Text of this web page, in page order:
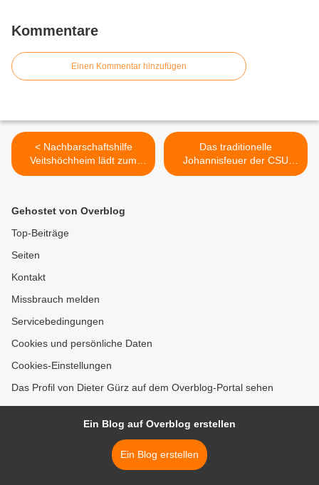
Kommentare
Einen Kommentar hinzufügen
< Nachbarschaftshilfe
Veitshöchheim lädt zum
Vortrag „Erbstreitigkeiten
Das traditionelle
Johannisfeuer der CSU
Veitshöchheim war auch
Gehostet von Overblog
Top-Beiträge
Seiten
Kontakt
Missbrauch melden
Servicebedingungen
Cookies und persönliche Daten
Cookies-Einstellungen
Das Profil von Dieter Gürz auf dem Overblog-Portal sehen
Ein Blog auf Overblog erstellen
Ein Blog erstellen